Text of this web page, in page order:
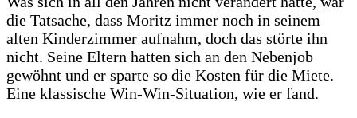
die Tatsache, dass Moritz immer noch in seinem
alten Kinderzimmer aufnahm, doch das störte ihn
nicht. Seine Eltern hatten sich an den Nebenjob
gewöhnt und er sparte so die Kosten für die Miete.
Eine klassische Win-Win-Situation, wie er fand.